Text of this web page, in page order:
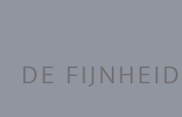
DE FIJNHEID